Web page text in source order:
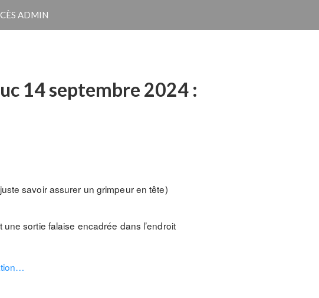
ADMIN
14 septembre 2024 :
savoir assurer un grimpeur en tête)
sortie falaise encadrée dans l’endroit